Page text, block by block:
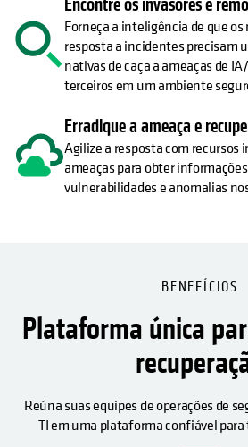
Encontre os invasores e
Forneça a inteligência de que os
resposta a incidentes precisam
nativas de caça a ameaças de
terceiros em um ambiente
Erradique a ameaça e
Agilize a resposta com recursos
ameaças para obter
vulnerabilidades e anomalias
BENEFÍCIOS
Plataforma única
Reúna suas equipes de operações de
TI em uma plataforma confiável para